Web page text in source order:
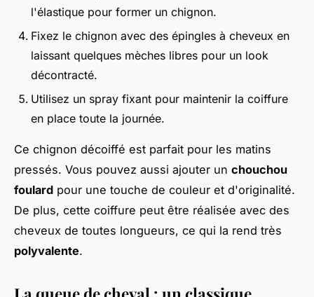
l'élastique pour former un chignon.
Fixez le chignon avec des épingles à cheveux en
laissant quelques mèches libres pour un look
décontracté.
Utilisez un spray fixant pour maintenir la coiffure
en place toute la journée.
Ce chignon décoiffé est parfait pour les matins
pressés. Vous pouvez aussi ajouter un chouchou
foulard pour une touche de couleur et d'originalité.
De plus, cette coiffure peut être réalisée avec des
cheveux de toutes longueurs, ce qui la rend très
polyvalente.